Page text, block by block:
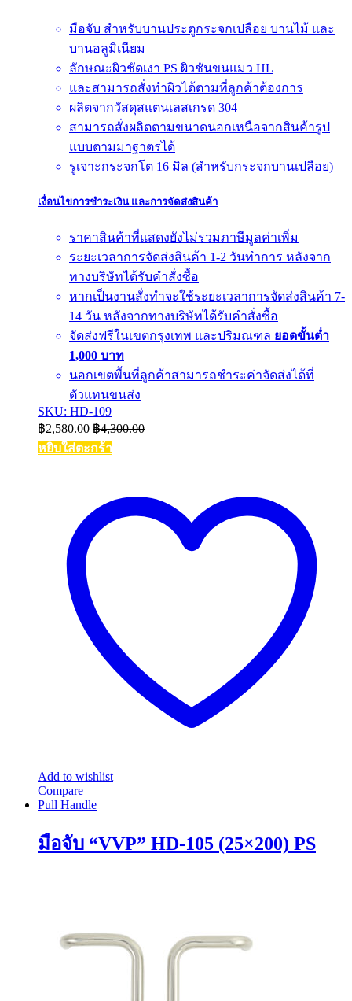
มือจับ สำหรับบานประตูกระจกเปลือย บานไม้ และ
บานอลูมิเนียม
ลักษณะผิวชัดเงา PS ผิวชันขนแมว HL
และสามารถสั่งทำผิวได้ตามที่ลูกค้าต้องการ
ผลิตจากวัสดุสแตนเลสเกรด 304
สามารถสั่งผลิตตามขนาดนอกเหนือจากสินค้ารูป
แบบตามมาฐาตรได้
รูเจาะกระจกโต 16 มิล (สำหรับกระจกบานเปลือย)
เงื่อนไขการชำระเงิน และการจัดส่งสินค้า
ราคาสินค้าที่แสดงยังไม่รวมภาษีมูลค่าเพิ่ม
ระยะเวลาการจัดส่งสินค้า 1-2 วันทำการ หลังจาก
ทางบริษัทได้รับคำสั่งซื้อ
หากเป็นงานสั่งทำจะใช้ระยะเวลาการจัดส่งสินค้า 7-
14 วัน หลังจากทางบริษัทได้รับคำสั่งซื้อ
จัดส่งฟรีในเขตกรุงเทพ และปริมณฑล ยอดขั้นต่ำ
1,000 บาท
นอกเขตพื้นที่ลูกค้าสามารถชำระค่าจัดส่งได้ที่
ตัวแทนขนส่ง
SKU: HD-109
฿2,580.00 ฿4,300.00
หยิบใส่ตะกร้า
Add to wishlist
Compare
Pull Handle
มือจับ “VVP” HD-105 (25×200) PS